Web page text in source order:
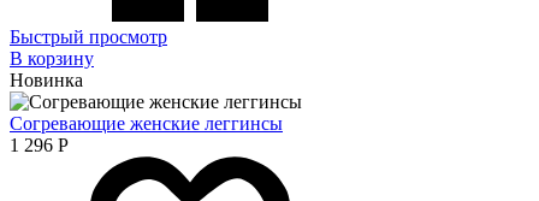
Быстрый просмотр
В корзину
Новинка
Согревающие женские леггинсы
1 296 Р